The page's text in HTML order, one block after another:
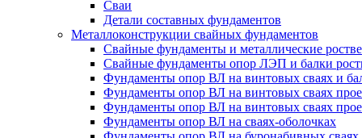
Сваи
Детали составных фундаментов
Металлоконструкции свайных фундаментов
Свайные фундаменты и металлические
Свайные фундаменты опор ЛЭП и балки
Фундаменты опор ВЛ на винтовых сваях и
Фундаменты опор ВЛ на винтовых сваях
Фундаменты опор ВЛ на винтовых сваях
Фундаменты опор ВЛ на сваях-оболочках